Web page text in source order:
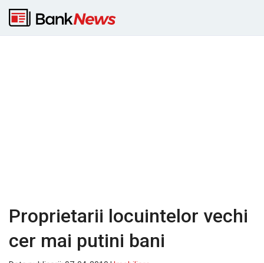
Proprietarii locuintelor vechi
cer mai putini bani